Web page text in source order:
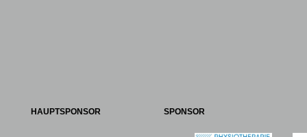
HAUPTSPONSOR SPONSOR